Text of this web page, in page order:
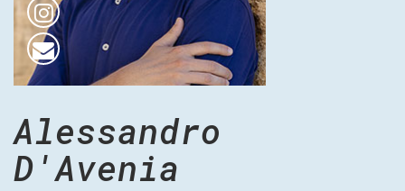
Alessandro
D'Avenia